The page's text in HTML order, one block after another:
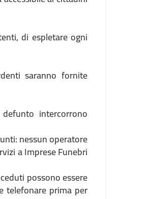
di espletare ogni
saranno fornite
intercorrono
nessun operatore
a Imprese Funebri
possono essere
telefonare prima per